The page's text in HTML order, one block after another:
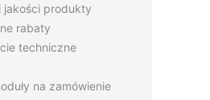
produkty
rabaty
techniczne
na zamówienie